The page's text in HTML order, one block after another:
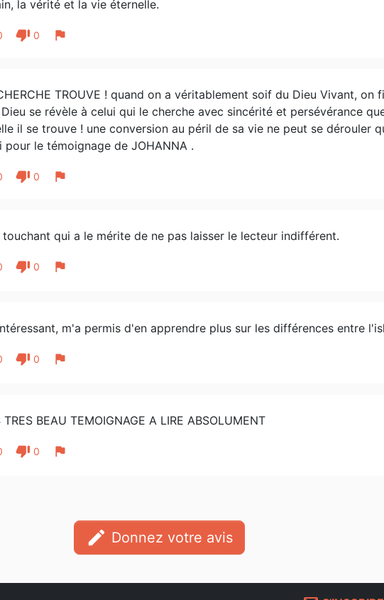
la vérité et la vie éternelle.
thumb_down 0 flag
TROUVE ! quand on a véritablement soif du Dieu Vivant,
se révèle à celui qui le cherche avec sincérité et persévérance
il se trouve ! une conversion au péril de sa vie ne peut se dérouler
pour le témoignage de JOHANNA .
thumb_down 0 flag
touchant qui a le mérite de ne pas laisser le lecteur indifférent.
thumb_down 0 flag
m'a permis d'en apprendre plus sur les différences entre
thumb_down 0 flag
TRES BEAU TEMOIGNAGE A LIRE ABSOLUMENT
thumb_down 0 flag
edit Donnez votre avis